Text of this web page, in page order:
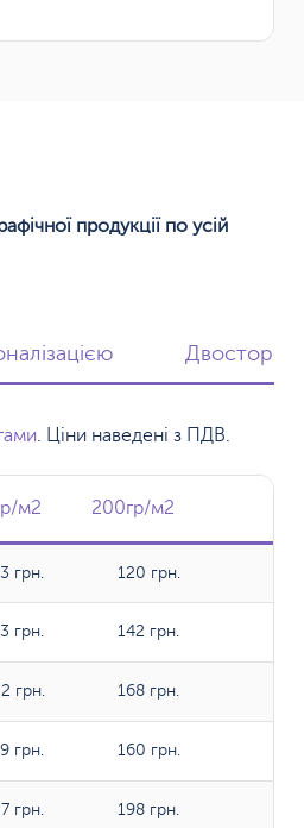
продукції по усій
. Ціни наведені з ПДВ.
м2 200гр/м2
м2 200гр/м2
грн. 120 грн.
грн. 142 грн.
грн. 168 грн.
грн. 160 грн.
грн. 198 грн.